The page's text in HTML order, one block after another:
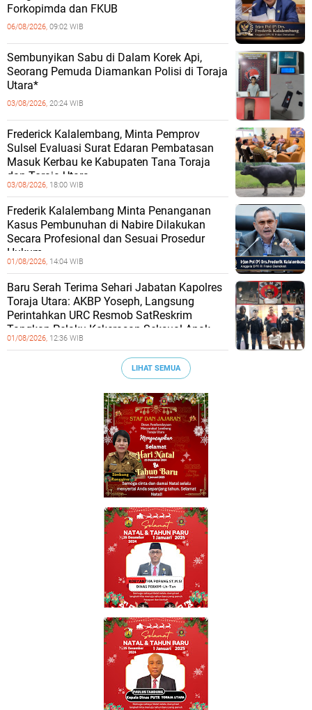
Forkopimda dan FKUB
06/08/2026, 09:02 WIB
Sembunyikan Sabu di Dalam Korek Api,
Seorang Pemuda Diamankan Polisi di Toraja
Utara*
03/08/2026, 20:24 WIB
Frederick Kalalembang, Minta Pemprov
Sulsel Evaluasi Surat Edaran Pembatasan
Masuk Kerbau ke Kabupaten Tana Toraja
dan Toraja Utara
03/08/2026, 18:00 WIB
Frederik Kalalembang Minta Penanganan
Kasus Pembunuhan di Nabire Dilakukan
Secara Profesional dan Sesuai Prosedur
Hukum
01/08/2026, 14:04 WIB
Baru Serah Terima Sehari Jabatan Kapolres
Toraja Utara: AKBP Yoseph, Langsung
Perintahkan URC Resmob SatReskrim
Tangkap Pelaku Kekerasan Seksual Anak
01/08/2026, 12:36 WIB
LIHAT SEMUA